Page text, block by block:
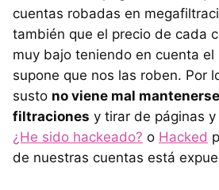
cuentas robadas en
también que el precio de cada
muy bajo teniendo en cuenta el
supone que nos las roben. Por
susto no viene mal
filtraciones y tirar de páginas
¿He sido hackeado? o Hacked
de nuestras cuentas está